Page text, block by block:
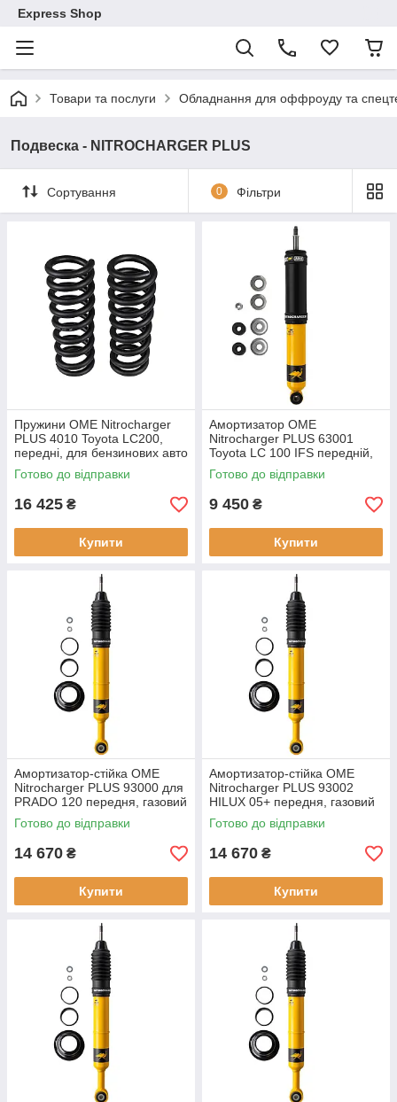
Express Shop
Товари та послуги Обладнання для оффроуду та
Подвеска - NITROCHARGER PLUS
Сортування 0 Фільтри
Пружини OME Nitrocharger
PLUS 4010 Toyota LC200,
передні, для бензинових авто
Готово до відправки
16 425 ₴
Купити
Амортизатор OME
Nitrocharger PLUS 63001
Toyota LC 100 IFS передній,
газовий
Готово до відправки
9 450 ₴
Купити
Амортизатор-стійка OME
Nitrocharger PLUS 93000 для
PRADO 120 передня, газовий
Готово до відправки
14 670 ₴
Купити
Амортизатор-стійка OME
Nitrocharger PLUS 93002
HILUX 05+ передня, газовий
Готово до відправки
14 670 ₴
Купити